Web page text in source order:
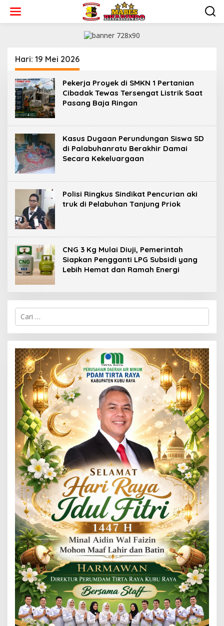
w
Hari: 19 Mei 2026
Pekerja Proyek di SMKN 1 Pertanian
Cibadak Tewas Tersengat Listrik Saat
Pasang Baja Ringan
Kasus Dugaan Perundungan Siswa SD
di Palabuhanratu Berakhir Damai
Secara Kekeluargaan
Polisi Ringkus Sindikat Pencurian aki
truk di Pelabuhan Tanjung Priok
CNG 3 Kg Mulai Diuji, Pemerintah
Siapkan Pengganti LPG Subsidi yang
Lebih Hemat dan Ramah Energi
C
i
u
n
t
u
k